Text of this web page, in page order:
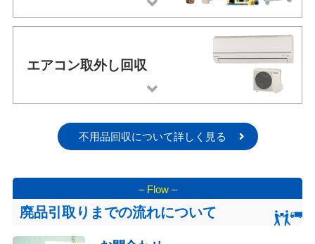
エアコン取外し回収
不用品回収について詳しく見る
– Flow–
廃品引取りまでの流れについて